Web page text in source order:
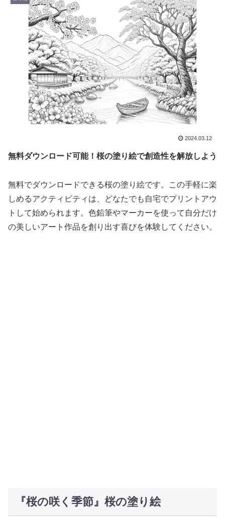
2024.03.12
無料ダウンロード可能！桜の塗り絵で創造性を解放しよう
無料でダウンロードできる桜の塗り絵です。この手軽に楽
しめるアクティビティは、どなたでも自宅でプリントアウ
トして始められます。色鉛筆やマーカーを使って自分だけ
の美しいアート作品を創り出す喜びを体験してください。
『桜の咲く季節』桜の塗り絵